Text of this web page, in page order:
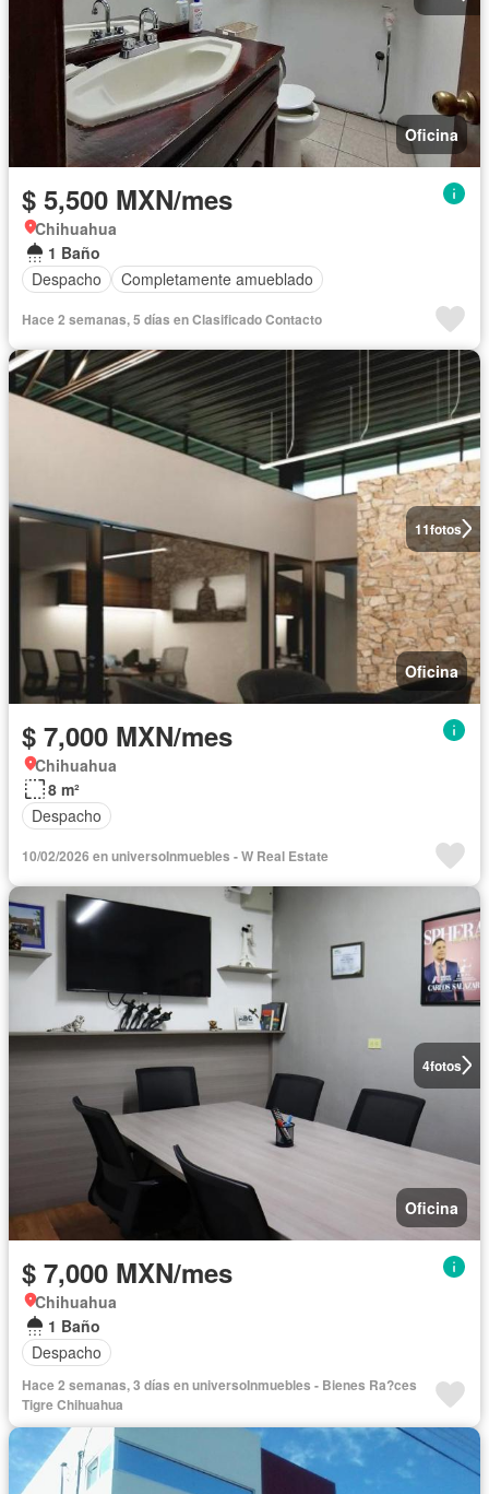
Oficina
$ 5,500 MXN/mes
Chihuahua
1 Baño
Despacho
Completamente amueblado
Hace 2 semanas, 5 días en Clasificado Contacto
11fotos
Oficina
$ 7,000 MXN/mes
Chihuahua
8 m²
Despacho
10/02/2026 en universoInmuebles - W Real Estate
4fotos
Oficina
$ 7,000 MXN/mes
Chihuahua
1 Baño
Despacho
Hace 2 semanas, 3 días en universoInmuebles - Bienes Ra?ces
Tigre Chihuahua